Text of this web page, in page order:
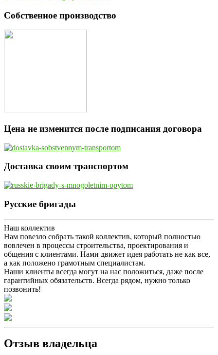
Собственное производство
Цена не изменится после подписания договора
Доставка своим транспортом
Русские бригады
Наш коллектив
Нам повезло собрать такой коллектив, который полностью
вовлечен в процессы строительства, проектирования и
общения с клиентами. Нами движет идея работать не как все,
а как положено грамотным специалистам.
Наши клиенты всегда могут на нас положиться, даже после
гарантийных обязательств. Всегда рядом, нужно только
позвонить!
Отзыв владельца